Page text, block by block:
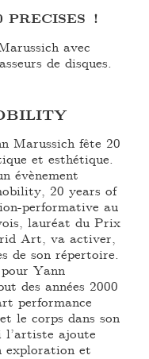
PRECISES !
avec
de disques.
Marussich fête 20
et esthétique.
évènement
20 years of
performative au
lauréat du Prix
Art, va activer,
de son répertoire.
Yann
des années 2000
performance
le corps dans son
l’artiste ajoute
exploration et